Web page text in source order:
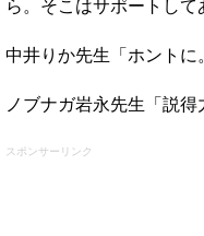
ら。そこはサポートして
中井りか先生「ホントに
ノブナガ岩永先生「説得
スポンサーリンク